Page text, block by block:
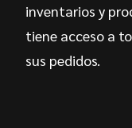
inventarios y
tiene acceso a
sus pedidos.